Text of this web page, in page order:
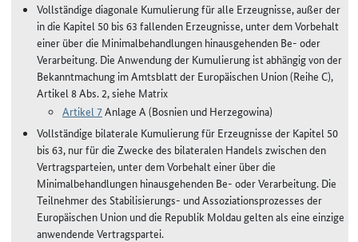
Vollständige diagonale Kumulierung für alle Erzeugnisse, außer der
in die Kapitel 50 bis 63 fallenden Erzeugnisse, unter dem Vorbehalt
einer über die Minimalbehandlungen hinausgehenden Be- oder
Verarbeitung. Die Anwendung der Kumulierung ist abhängig von der
Bekanntmachung im Amtsblatt der Europäischen Union (Reihe C),
Artikel 8 Abs. 2, siehe Matrix
Artikel 7Anlage A (Bosnien und Herzegowina)
Vollständige bilaterale Kumulierung für Erzeugnisse der Kapitel 50
bis 63, nur für die Zwecke des bilateralen Handels zwischen den
Vertragsparteien, unter dem Vorbehalt einer über die
Minimalbehandlungen hinausgehenden Be- oder Verarbeitung. Die
Teilnehmer des Stabilisierungs- und Assoziationsprozesses der
Europäischen Union und die Republik Moldau gelten als eine einzige
anwendende Vertragspartei.